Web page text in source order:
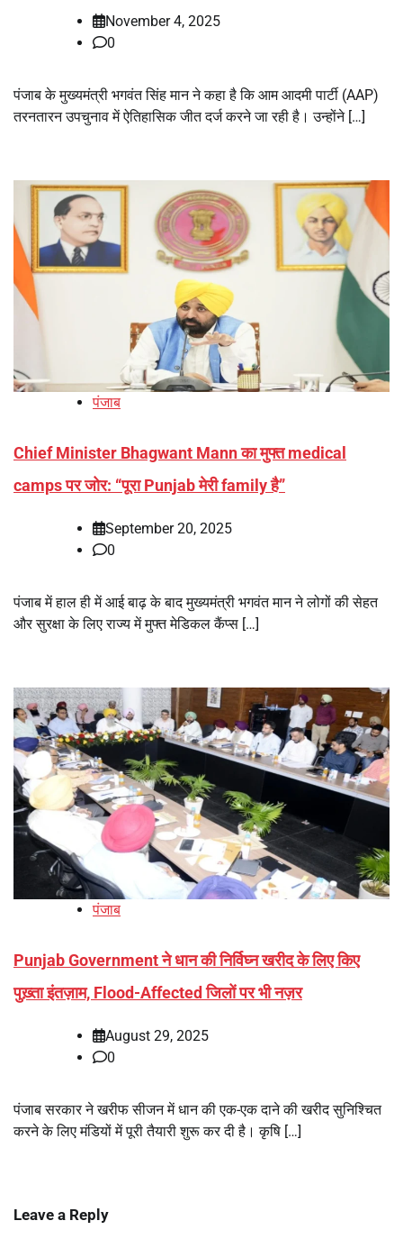
November 4, 2025
0
पंजाब के मुख्यमंत्री भगवंत सिंह मान ने कहा है कि आम आदमी पार्टी (AAP)
तरनतारन उपचुनाव में ऐतिहासिक जीत दर्ज करने जा रही है। उन्होंने […]
पंजाब
Chief Minister Bhagwant Mann का मुफ्त medical
camps पर जोर: “पूरा Punjab मेरी family है”
September 20, 2025
0
पंजाब में हाल ही में आई बाढ़ के बाद मुख्यमंत्री भगवंत मान ने लोगों की सेहत
और सुरक्षा के लिए राज्य में मुफ्त मेडिकल कैंप्स […]
पंजाब
Punjab Government ने धान की निर्विघ्न खरीद के लिए किए
पुख़्ता इंतज़ाम, Flood-Affected जिलों पर भी नज़र
August 29, 2025
0
पंजाब सरकार ने खरीफ सीजन में धान की एक-एक दाने की खरीद सुनिश्चित
करने के लिए मंडियों में पूरी तैयारी शुरू कर दी है। कृषि […]
Leave a Reply